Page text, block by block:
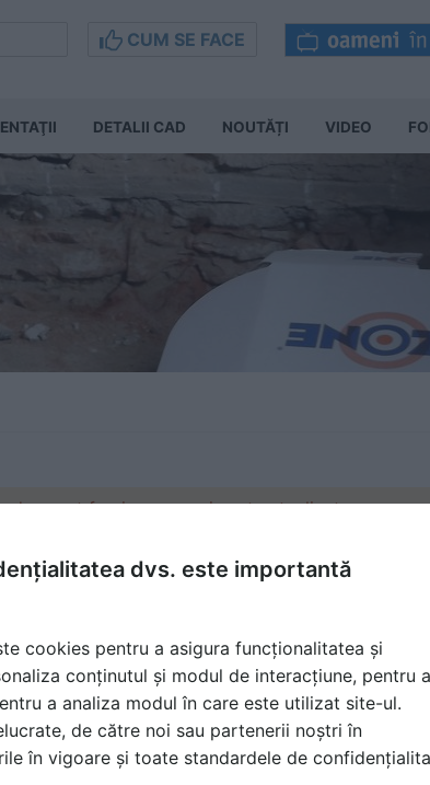
CUM SE FACE
DETALII CAD NOUTĂȚI VIDEO
de acest furnizor nu mai sunt actualizate.
DRYHOUSE VISION
va ofera o gama diversificata de tratamente de
ridicata.citeste mai departe
| 9 documentatii | 2 video
dvs. este importantă
cookies pentru a asigura funcționalitatea și
conținutul și modul de interacțiune, pentru a
a analiza modul în care este utilizat site-ul.
de către noi sau partenerii noștri în
în vigoare și toate standardele de